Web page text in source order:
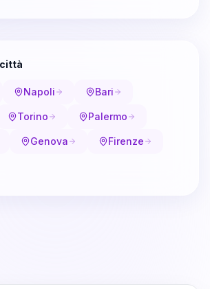
Napoli Bari
Torino Palermo
Genova Firenze